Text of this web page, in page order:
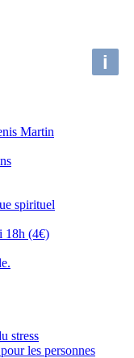
i
Martin
spirituel
18h (4€)
stress
les personnes